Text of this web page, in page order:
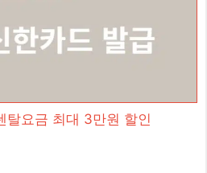
탈요금 최대 3만원 할인